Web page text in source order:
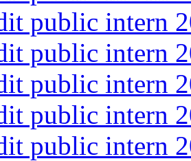
public intern
public intern
public intern
public intern
public intern